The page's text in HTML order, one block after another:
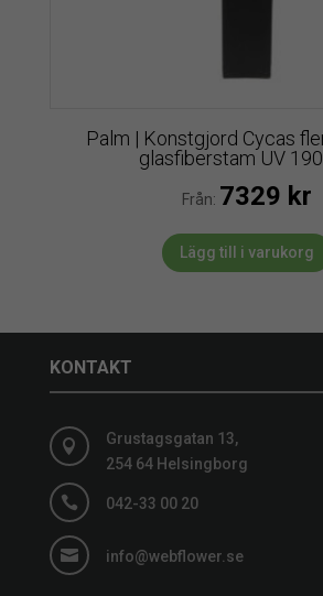
Palm | Konstgjord Cycas
glasfiberstam UV
Från: 7329 kr
Lägg till i varukorg
KONTAKT

Grustagsgatan 13,
254 64 Helsingborg
 042-33 00 20
 info@webflower.se